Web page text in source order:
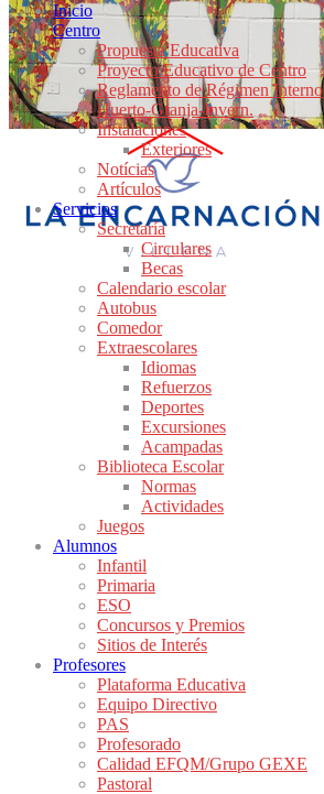
Inicio
Centro
Propuesta Educativa
Proyecto Educativo de Centro
Reglamento de Régimen Interno
Huerto-Granja-Invern.
Instalaciones
Exteriores
Notícias
Artículos
Servicios
Secretaría
Circulares
Becas
Calendario escolar
Autobus
Comedor
Extraescolares
Idiomas
Refuerzos
Deportes
Excursiones
Acampadas
Biblioteca Escolar
Normas
Actividades
Juegos
Alumnos
Infantil
Primaria
ESO
Concursos y Premios
Sitios de Interés
Profesores
Plataforma Educativa
Equipo Directivo
PAS
Profesorado
Calidad EFQM/Grupo GEXE
Pastoral